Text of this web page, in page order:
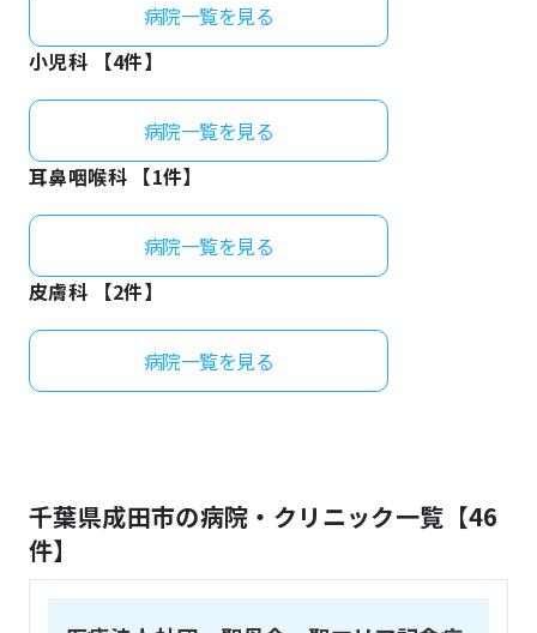
病院一覧を見る
小児科 【4件】
病院一覧を見る
耳鼻咽喉科 【1件】
病院一覧を見る
皮膚科 【2件】
病院一覧を見る
千葉県成田市の病院・クリニック一覧【46
件】